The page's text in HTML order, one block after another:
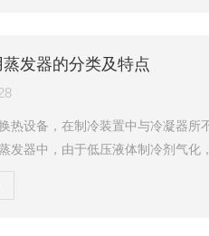
的功能既可以保证蒸发器传热面积
随着液击损坏压缩机事故的发生，
发器的分类及特点
热设备，在制冷装置中与冷凝器所
发器中，由于低压液体制冷剂气化
发器是制冷装置中产生和输出冷量